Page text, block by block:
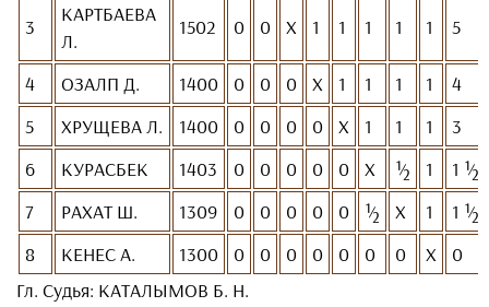
3
КАРТБАЕВА
Л.
1502 0 0 Х 1 1 1 1 1 5
4 ОЗАЛП Д. 1400 0 0 0 Х 1 1 1 1
4
5
ХРУЩЕВА Л. 1400 0 0 0 0 Х 1 1 1
3
6
КУРАСБЕК 1403 0 0 0 0 0 Х ½ 1
1 ½
7
РАХАТ Ш. 1309 0 0 0 0 0 ½ Х 1
1 ½
8
КЕНЕС А. 1300 0 0 0 0 0 0 0 Х
0
Гл. Судья: КАТАЛЫМОВ Б. Н.